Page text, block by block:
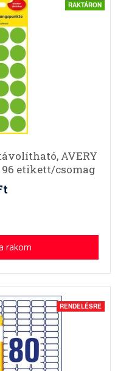
RAKTÁRON
AVERY
96 etikett/csomag
rakom
RENDELÉSRE